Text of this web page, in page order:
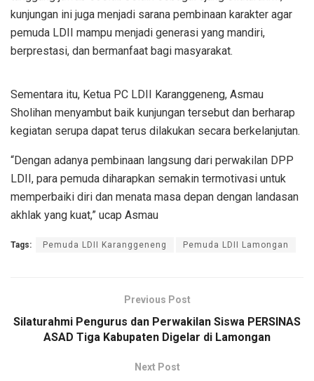
kunjungan ini juga menjadi sarana pembinaan karakter agar
pemuda LDII mampu menjadi generasi yang mandiri,
berprestasi, dan bermanfaat bagi masyarakat.
Sementara itu, Ketua PC LDII Karanggeneng, Asmau
Sholihan menyambut baik kunjungan tersebut dan berharap
kegiatan serupa dapat terus dilakukan secara berkelanjutan.
“Dengan adanya pembinaan langsung dari perwakilan DPP
LDII, para pemuda diharapkan semakin termotivasi untuk
memperbaiki diri dan menata masa depan dengan landasan
akhlak yang kuat,” ucap Asmau
Tags: Pemuda LDII Karanggeneng Pemuda LDII Lamongan
Previous Post
Silaturahmi Pengurus dan Perwakilan Siswa PERSINAS
ASAD Tiga Kabupaten Digelar di Lamongan
Next Post